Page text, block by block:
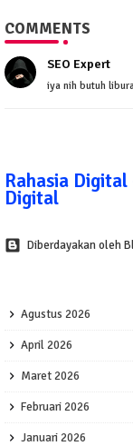
COMMENTS
SEO Expert
iya nih butuh
Rahasia
Digital
Diberdayakan oleh
Agustus 2026
April 2026
Maret 2026
Februari 2026
Januari 2026